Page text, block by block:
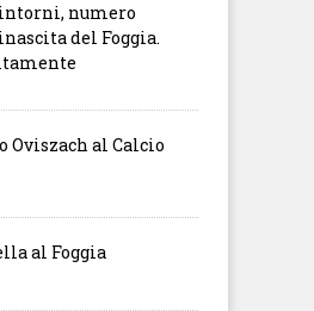
numero
del Foggia.
Oviszach al Calcio
al Foggia